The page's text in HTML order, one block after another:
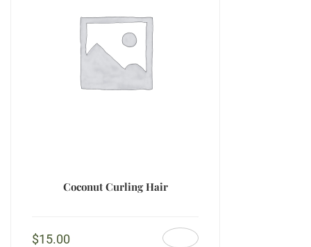
Coconut Curling Hair
$15.00